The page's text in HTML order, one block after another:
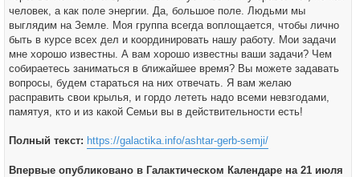
человек, а как поле энергии. Да, большое поле. Людьми мы
выглядим на Земле. Моя группа всегда воплощается, чтобы лично
быть в курсе всех дел и координировать нашу работу. Мои задачи
мне хорошо известны. А вам хорошо известны ваши задачи? Чем
собираетесь заниматься в ближайшее время? Вы можете задавать
вопросы, будем стараться на них отвечать. Я вам желаю
расправить свои крылья, и гордо лететь надо всеми невзгодами,
памятуя, кто и из какой Семьи вы в действительности есть!
Полный текст: https://galactika.info/ashtar-gerb-semji/
Впервые опубликовано в Галактическом Календаре на 21 июля